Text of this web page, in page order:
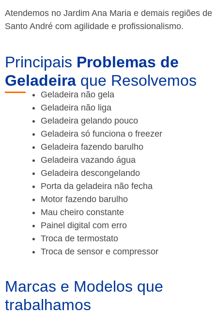
Atendemos no Jardim Ana Maria e demais regiões de
Santo André com agilidade e profissionalismo.
Principais Problemas de
Geladeira que Resolvemos
Geladeira não gela
Geladeira não liga
Geladeira gelando pouco
Geladeira só funciona o freezer
Geladeira fazendo barulho
Geladeira vazando água
Geladeira descongelando
Porta da geladeira não fecha
Motor fazendo barulho
Mau cheiro constante
Painel digital com erro
Troca de termostato
Troca de sensor e compressor
Marcas e Modelos que
trabalhamos